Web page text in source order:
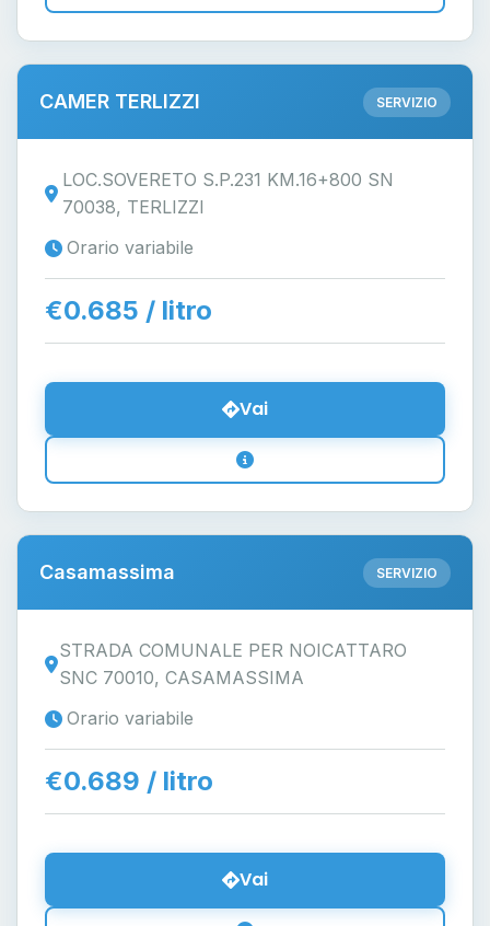
CAMER TERLIZZI SERVIZIO
LOC.SOVERETO S.P.231 KM.16+800 SN
70038, TERLIZZI
Orario variabile
€0.685 / litro
Vai
Casamassima SERVIZIO
STRADA COMUNALE PER NOICATTARO
SNC 70010, CASAMASSIMA
Orario variabile
€0.689 / litro
Vai